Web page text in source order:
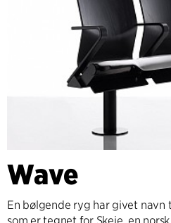
Wave
En bølgende ryg har givet navn